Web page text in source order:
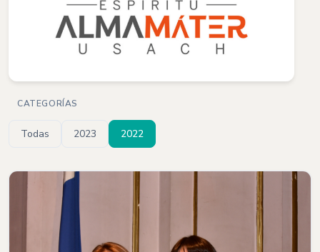
CATEGORÍAS
Todas 2023 2022